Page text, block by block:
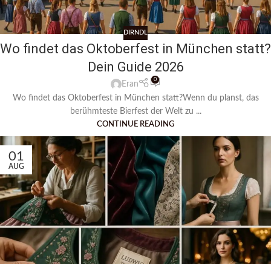
DIRNDL
Wo findet das Oktoberfest in München statt?
Dein Guide 2026
Eran
0
Wo findet das Oktoberfest in München statt?Wenn du planst, das
berühmteste Bierfest der Welt zu ...
CONTINUE READING
01
AUG